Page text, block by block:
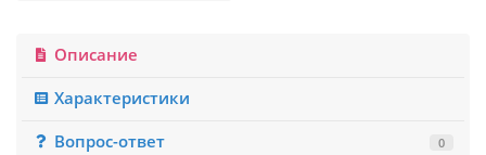
Описание
Характеристики
Вопрос-ответ
0